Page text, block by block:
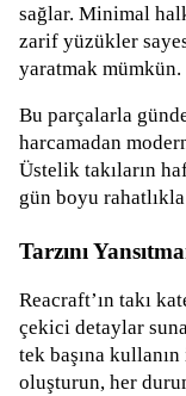
sağlar. Minimal
zarif yüzükler
yaratmak mümkün.
Bu parçalarla
harcamadan
Üstelik takıların
gün boyu
Tarzını
Reacraft’ın takı
çekici detaylar
tek başına
oluşturun, her